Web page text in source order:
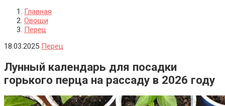
Главная
Овощи
Перец
18.03.2025 Перец
Лунный календарь для посадки
горького перца на рассаду в 2026 году